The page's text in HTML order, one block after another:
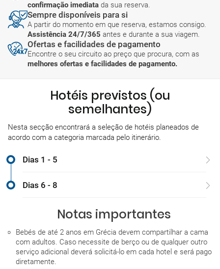
confirmação imediata da sua reserva.
Sempre disponíveis para si
A partir do momento em que reserva, estamos consigo.
Assistência 24/7/365 antes e durante a sua viagem.
Ofertas e facilidades de pagamento
Encontre o seu circuito ao preço que procura, com as
melhores ofertas e facilidades de pagamento.
Hotéis previstos (ou
semelhantes)
Nesta secção encontrará a seleção de hotéis planeados de
acordo com a categoria marcada pelo itinerário.
Dias 1 - 5
Dias 6 - 8
Notas importantes
Bebés de até 2 anos em Grécia devem compartilhar a cama
com adultos. Caso necessite de berço ou de qualquer outro
serviço adicional deverá solicitá-lo em cada hotel e será pago
diretamente.